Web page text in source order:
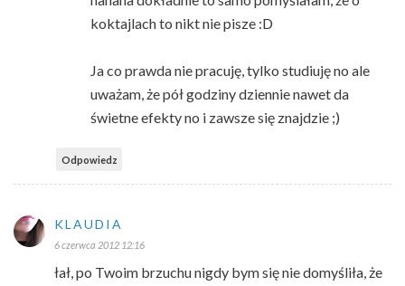
koktajlach to nikt nie pisze :D
Ja co prawda nie pracuję, tylko studiuję no ale
uważam, że pół godziny dziennie nawet da
świetne efekty no i zawsze się znajdzie ;)
Odpowiedz
KLAUDIA
6 czerwca 2012 12:16
łał, po Twoim brzuchu nigdy bym się nie domyśliła, że